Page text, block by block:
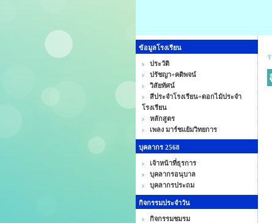
ข้อมูลโรงเรียน
ประวัติ
ปรัชญา+คติพจน์
วิสัยทัศน์
สีประจำโรงเรียน+ดอกไม้ประจำ
โรงเรียน
หลักสูตร
เพลง มาร์ชแย้มวิทยการ
บุคลากร 2568
เจ้าหน้าที่ธุรการ
บุคลากรอนุบาล
บุคลากรประถม
กิจกรรมประจำวัน
กิจกรรมชมรม